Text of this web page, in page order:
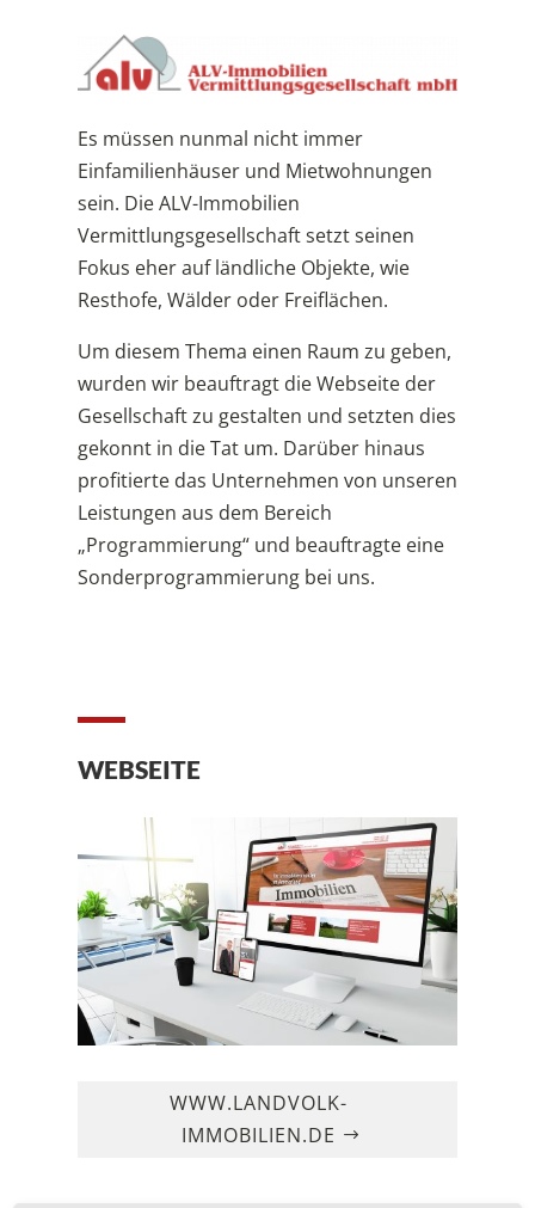
Es müssen nunmal nicht immer
Einfamilienhäuser und Mietwohnungen
sein. Die ALV-Immobilien
Vermittlungsgesellschaft setzt seinen
Fokus eher auf ländliche Objekte, wie
Resthofe, Wälder oder Freiflächen.
Um diesem Thema einen Raum zu geben,
wurden wir beauftragt die Webseite der
Gesellschaft zu gestalten und setzten dies
gekonnt in die Tat um. Darüber hinaus
profitierte das Unternehmen von unseren
Leistungen aus dem Bereich
„Programmierung“ und beauftragte eine
Sonderprogrammierung bei uns.
WEBSEITE
WWW.LANDVOLK-
IMMOBILIEN.DE